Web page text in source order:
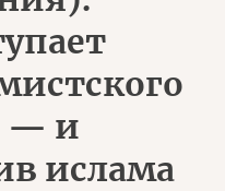
— и
ислама